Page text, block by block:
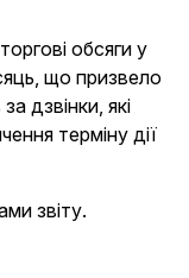
обсяги у
що призвело
дзвінки, які
терміну дії
звіту.